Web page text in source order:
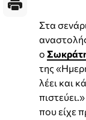
Στα
ο
της
λέει και
που είχε